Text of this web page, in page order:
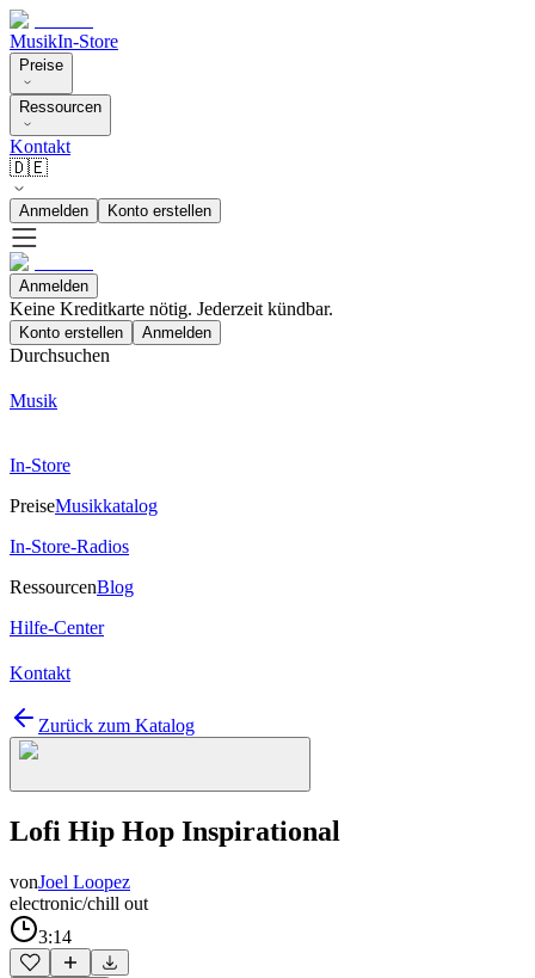
MusikIn-Store
Preise
Ressourcen
Kontakt
🇩🇪
Anmelden Konto erstellen
Anmelden
Keine Kreditkarte nötig. Jederzeit kündbar.
Konto erstellen Anmelden
Durchsuchen
Musik
In-Store
PreiseMusikkatalog
In-Store-Radios
RessourcenBlog
Hilfe-Center
Kontakt
Zurück zum Katalog
Lofi Hip Hop Inspirational
vonJoel Loopez
electronic/chill out
3:14